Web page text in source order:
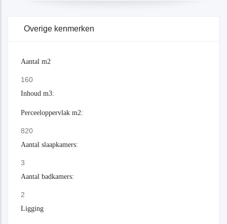
Overige kenmerken
Aantal m2
160
Inhoud m3:
Perceeloppervlak m2:
820
Aantal slaapkamers:
3
Aantal badkamers:
2
Ligging